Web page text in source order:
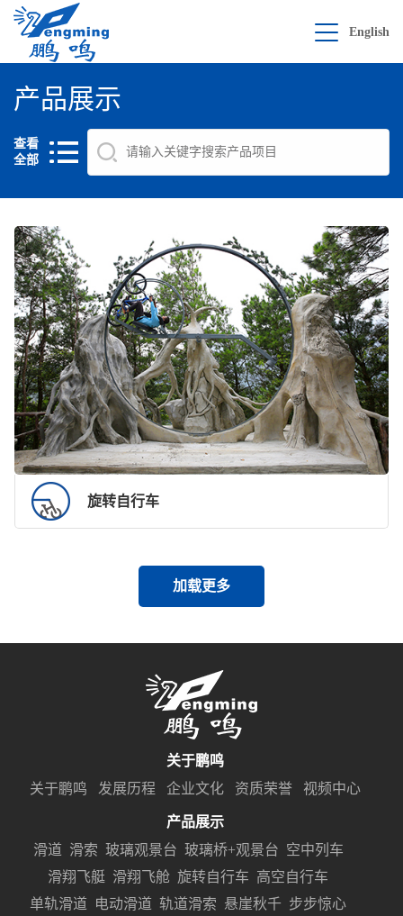
English
产品展示
查看
全部
旋转自行车
加载更多
关于鹏鸣
关于鹏鸣
发展历程 企业文化 资质荣誉 视频中心
产品展示
滑道 滑索 玻璃观景台 玻璃桥+观景台 空中列车
滑翔飞艇 滑翔飞舱 旋转自行车 高空自行车
单轨滑道
电动滑道 轨道滑索 悬崖秋千 步步惊心